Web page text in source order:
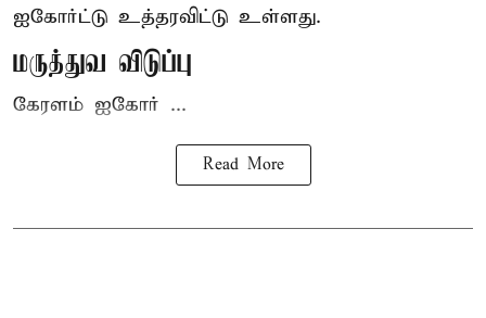
ஐகோர்ட்டு உத்தரவிட்டு உள்ளது.
மருத்துவ விடுப்பு
கேரளம் ஐகோர் ...
Read More